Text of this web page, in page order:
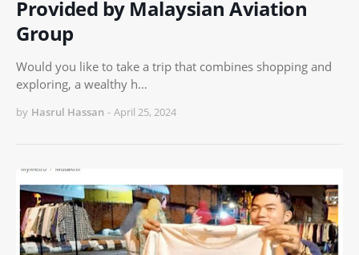
Provided by Malaysian Aviation
Group
Would you like to take a trip that combines shopping and
exploring, a wealthy h…
by Hasrul Hassan - April 25, 2024